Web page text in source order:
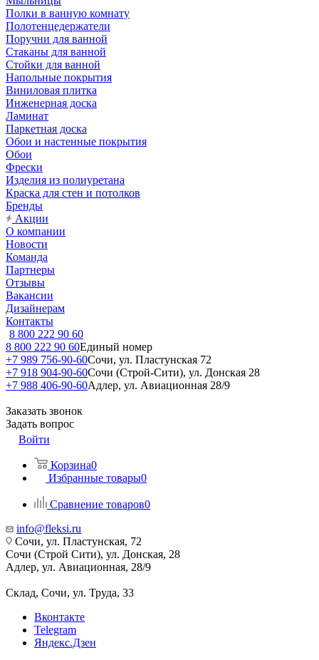
Полки в ванную комнату
Полотенцедержатели
Поручни для ванной
Стаканы для ванной
Стойки для ванной
Напольные покрытия
Виниловая плитка
Инженерная доска
Ламинат
Паркетная доска
Обои и настенные покрытия
Обои
Фрески
Изделия из полиуретана
Краска для стен и потолков
Бренды
Акции
О компании
Новости
Команда
Партнеры
Отзывы
Вакансии
Дизайнерам
Контакты
8 800 222 90 60
8 800 222 90 60Единый номер
+7 989 756-90-60Сочи, ул. Пластунская 72
+7 918 904-90-60Сочи (Строй-Сити), ул. Донская 28
+7 988 406-90-60Адлер, ул. Авиационная 28/9
Заказать звонок
Задать вопрос
Войти
Корзина0
Избранные товары0
Сравнение товаров0
info@fleksi.ru
Сочи, ул. Пластунская, 72
Сочи (Строй Сити), ул. Донская, 28
Адлер, ул. Авиационная, 28/9
Склад, Сочи, ул. Труда, 33
Вконтакте
Telegram
Яндекс.Дзен